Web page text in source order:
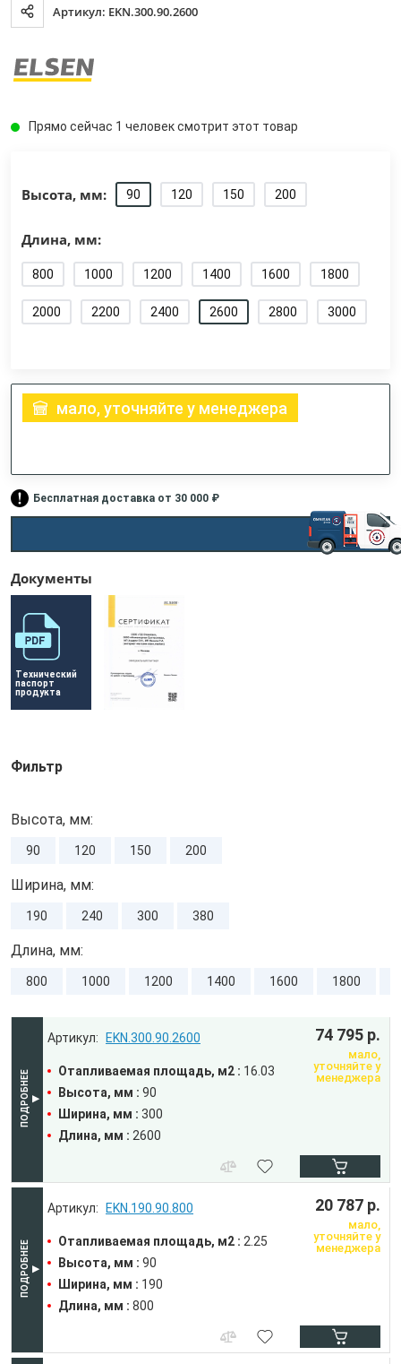
Артикул: EKN.300.90.2600
Прямо сейчас 1 человек смотрит этот товар
Высота, мм: 90 120 150 200
Длина, мм:
800 1000 1200 1400 1600 1800
2000 2200 2400 2600 2800 3000
мало, уточняйте у менеджера
Бесплатная доставка от 30 000 ₽
Документы
Технический
паспорт
продукта
Фильтр
Высота, мм:
90 120 150 200
Ширина, мм:
190 240 300 380
Длина, мм:
800 1000 1200 1400 1600 1800
EKN.190.90.800
Отапливаемая площадь, м2 : 2.25
Высота, мм : 90
Ширина, мм : 190
Длина, мм : 800
20 787 р.
мало,
уточняйте у
менеджера
EKN.300.90.2600
Отапливаемая площадь, м2 : 16.03
Высота, мм : 90
Ширина, мм : 300
Длина, мм : 2600
74 795 р.
мало,
уточняйте у
менеджера